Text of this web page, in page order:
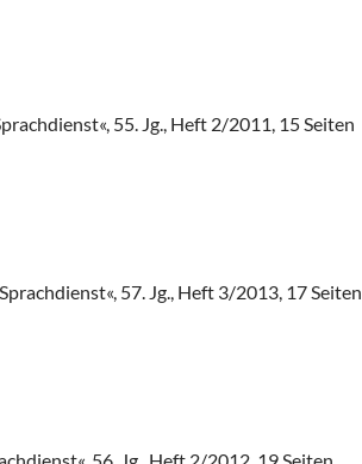
55. Jg., Heft 2/2011, 15 Seiten
57. Jg., Heft 3/2013, 17 Seiten